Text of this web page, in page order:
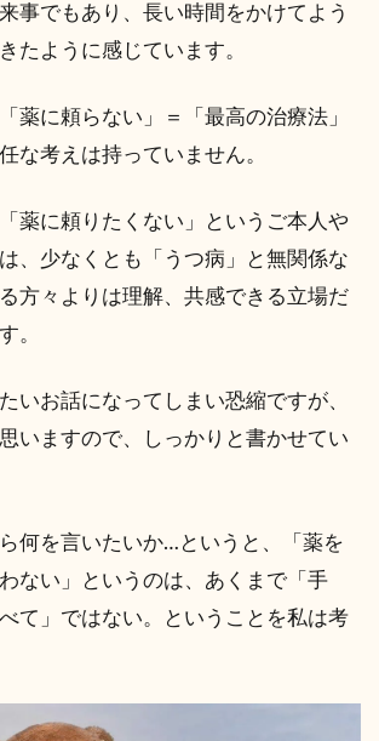
事でもあり、長い時間をかけてよう
たように感じています。
薬に頼らない」＝「最高の治療法」
な考えは持っていません。
薬に頼りたくない」というご本人や
、少なくとも「うつ病」と無関係な
方々よりは理解、共感できる立場だ
。
いお話になってしまい恐縮ですが、
いますので、しっかりと書かせてい
何を言いたいか…というと、「薬を
ない」というのは、あくまで「手
て」ではない。ということを私は考